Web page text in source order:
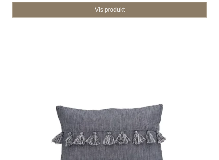
Vis produkt